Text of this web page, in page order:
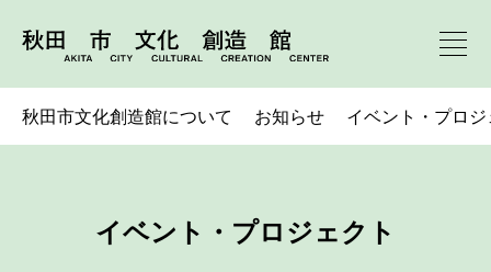
秋田市文化創造館について お知らせ イベント・プロ
イベント・プロジェクト